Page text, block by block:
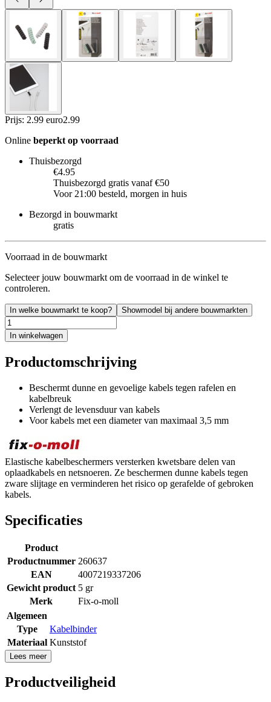
Prijs: 2.99 euro2.99
Online beperkt op voorraad
Thuisbezorgd
€4.95
Thuisbezorgd gratis vanaf €50
Voor 21:00 besteld, morgen in huis
Bezorgd in bouwmarkt
gratis
Voorraad in de bouwmarkt
Selecteer jouw bouwmarkt om de voorraad in de winkel te
controleren.
In welke bouwmarkt te koop? Showmodel bij andere bouwmarkten
In winkelwagen
Productomschrijving
Beschermt dunne en gevoelige kabels tegen rafelen en
kabelbreuk
Verlengt de levensduur van kabels
Voor kabels met een diameter van maximaal 3,5 mm
Elastische kabelbeschermers versterken kwetsbare delen van
oplaadkabels en netsnoeren. Ze beschermen dunne kabels tegen
zware slijtage en verminderen het risico op gerafelde of gebroken
kabels.
Specificaties
Product
Productnummer 260637
EAN
4007219337206
Gewicht product 5 gr
Merk
Fix-o-moll
Algemeen
Type
Kabelbinder
Materiaal Kunststof
Lees meer
Productveiligheid